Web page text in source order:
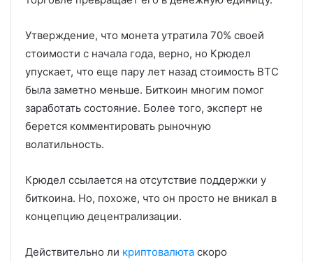
Утверждение, что монета утратила 70% своей
стоимости с начала года, верно, но Крюдел
упускает, что еще пару лет назад стоимость BTC
была заметно меньше. Биткоин многим помог
заработать состояние. Более того, эксперт не
берется комментировать рыночную
волатильность.
Крюдел ссылается на отсутствие поддержки у
биткоина. Но, похоже, что он просто не вникал в
концепцию децентрализации.
Действительно ли криптовалюта скоро